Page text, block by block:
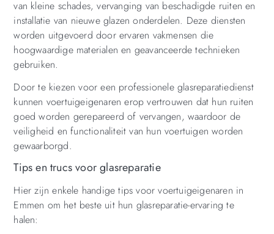
van kleine schades, vervanging van beschadigde ruiten en
installatie van nieuwe glazen onderdelen. Deze diensten
worden uitgevoerd door ervaren vakmensen die
hoogwaardige materialen en geavanceerde technieken
gebruiken.
Door te kiezen voor een professionele glasreparatiedienst
kunnen voertuigeigenaren erop vertrouwen dat hun ruiten
goed worden gerepareerd of vervangen, waardoor de
veiligheid en functionaliteit van hun voertuigen worden
gewaarborgd.
Tips en trucs voor glasreparatie
Hier zijn enkele handige tips voor voertuigeigenaren in
Emmen om het beste uit hun glasreparatie-ervaring te
halen: